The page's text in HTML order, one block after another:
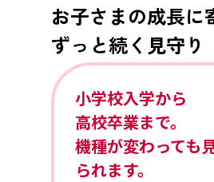
お子さまの成長に
ずっと続く見守り
小学校入学から
高校卒業まで。
機種が変わっても
られます。